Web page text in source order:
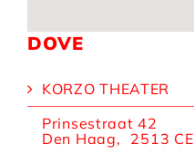
DOVE
KORZO THEATER
Prinsestraat 42
Den Haag, 2513 CE